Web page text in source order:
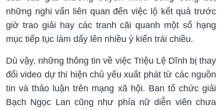
những nghi vấn liên quan đến việc lộ kết quả trước
giờ trao giải hay các tranh cãi quanh một số hạng
mục tiếp tục làm dấy lên nhiều ý kiến trái chiều.
Dù vậy, những thông tin về việc Triệu Lệ Dĩnh bị thay
đổi video dự thi hiện chủ yếu xuất phát từ các nguồn
tin và thảo luận trên mạng xã hội. Ban tổ chức giải
Bạch Ngọc Lan cũng như phía nữ diễn viên chưa